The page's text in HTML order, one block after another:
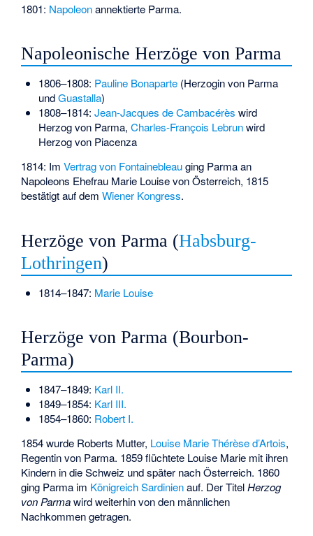
1801: Napoleonannektierte Parma.
Napoleonische Herzöge von Parma
1806–1808: Pauline Bonaparte(Herzogin von Parma
undGuastalla)
1808–1814: Jean-Jacques de Cambacérès wird
Herzog von Parma, Charles-François Lebrunwird
Herzog von Piacenza
1814: ImVertrag von Fontainebleauging Parma an
Napoleons Ehefrau Marie Louise von Österreich, 1815
bestätigt auf demWiener Kongress.
Herzöge von Parma (Habsburg-
Lothringen)
1814–1847: Marie Louise
Herzöge von Parma (Bourbon-
Parma)
1847–1849: Karl II.
1849–1854: Karl III.
1854–1860: Robert I.
1854 wurde Roberts Mutter, Louise Marie Thérèse d’Artois,
Regentin von Parma. 1859 flüchtete Louise Marie mit ihren
Kindern in die Schweiz und später nach Österreich. 1860
ging Parma im Königreich Sardinienauf. Der TitelHerzog
von Parmawird weiterhin von den männlichen
Nachkommen getragen.